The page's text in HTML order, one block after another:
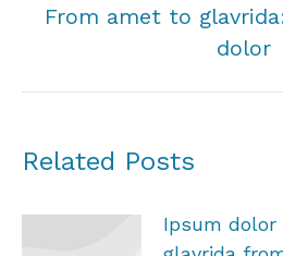
post:
From amet to
dolor
Related Posts
Ipsum